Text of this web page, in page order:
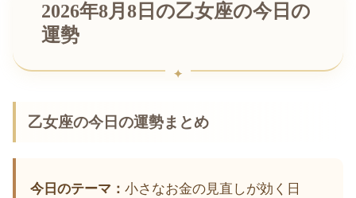
2026年8月8日の乙女座の今日の
運勢
乙女座の今日の運勢まとめ
今日のテーマ： 小さなお金の見直しが効く日